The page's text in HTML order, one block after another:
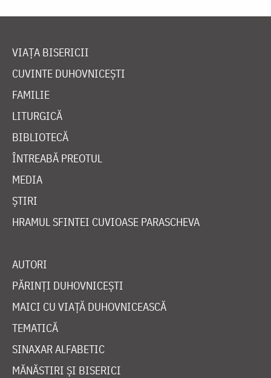
VIAȚA BISERICII
CUVINTE DUHOVNICEȘTI
FAMILIE
LITURGICĂ
BIBLIOTECĂ
ÎNTREABĂ PREOTUL
MEDIA
ȘTIRI
HRAMUL SFINTEI CUVIOASE PARASCHEVA
AUTORI
PĂRINȚI DUHOVNICEȘTI
MAICI CU VIAȚĂ DUHOVNICEASCĂ
TEMATICĂ
SINAXAR ALFABETIC
MĂNĂSTIRI ȘI BISERICI